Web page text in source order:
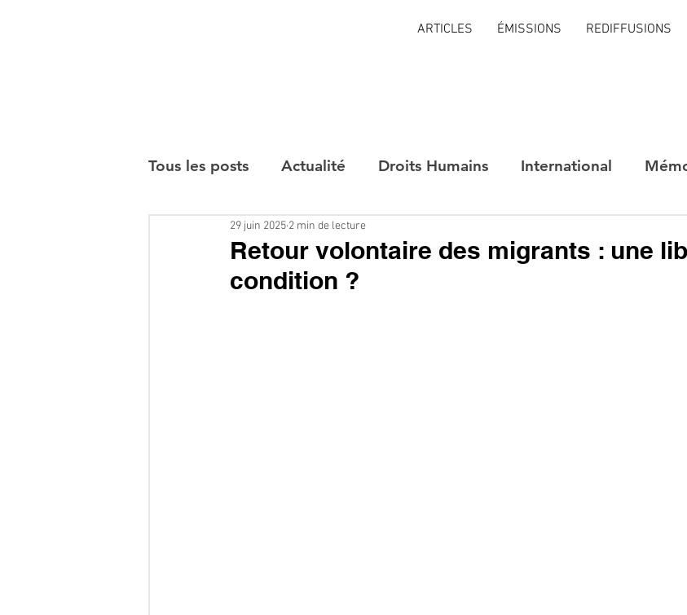
ARTICLES ÉMISSIONS REDIFFUSIONS
Tous les posts Actualité Droits Humains International
Interviews
Retour volontaire des migrants : une
condition ?
29 juin 2025 2 min de lecture